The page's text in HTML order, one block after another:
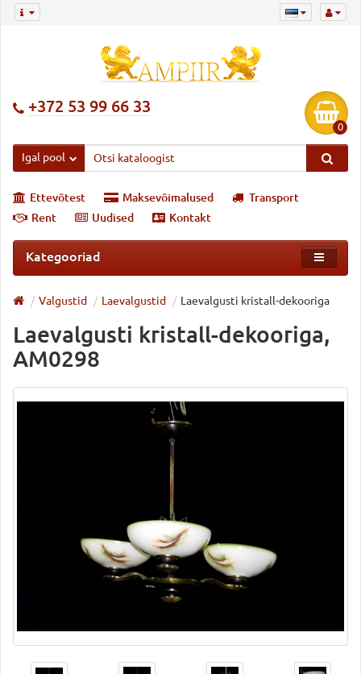
+372 53 99 66 33
0
Igal pool
Ettevõtest Maksevõimalused
Transport
Rent
Uudised Kontakt
Kategooriad
Valgustid Laevalgustid Laevalgusti kristall-dekooriga
Laevalgusti kristall-dekooriga,
AM0298